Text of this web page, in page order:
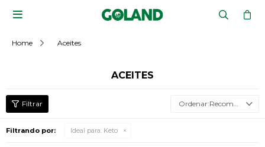

Home Aceites
ACEITES
Recomendados
Filtrando por: Ideal para: Keto